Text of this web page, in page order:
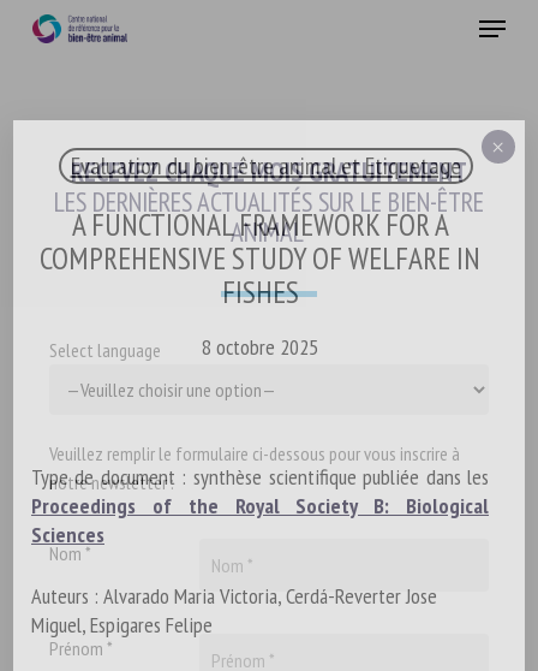
Menu
Evaluation du bien-être animal et Etiquetage
A FUNCTIONAL FRAMEWORK FOR A
COMPREHENSIVE STUDY OF WELFARE IN
FISHES
8 octobre 2025
Type de document : synthèse scientifique publiée dans les
Proceedings of the Royal Society B: Biological
Sciences
Auteurs : Alvarado Maria Victoria, Cerdá-Reverter Jose
Miguel, Espigares Felipe
RECEVEZ CHAQUE MOIS GRATUITEMENT
LES DERNIÈRES ACTUALITÉS SUR LE BIEN-ÊTRE
ANIMAL
Select language
Veuillez remplir le formulaire ci-dessous pour vous inscrire à
notre newsletter :
Nom *
Prénom *
×